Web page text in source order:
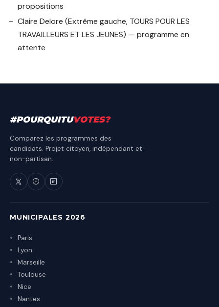
propositions
Claire Delore (Extrême gauche, TOURS POUR LES
TRAVAILLEURS ET LES JEUNES) — programme en
attente
#POURQUITUVOTES?
Comparez les programmes des
candidats. Projet citoyen, indépendant et
non-partisan.
MUNICIPALES 2026
Paris
Lyon
Marseille
Toulouse
Nice
Nantes